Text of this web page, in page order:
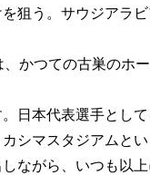
狙う。サウジアラ
かつての古巣のホ
日本代表選手とし
シマスタジアムと
ながら、いつも以上